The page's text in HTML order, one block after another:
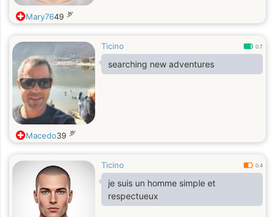
Mary7649 岁
Ticino 0.7
searching new adventures
Macedo39 岁
Ticino 0.4
je suis un homme simple et
respectueux